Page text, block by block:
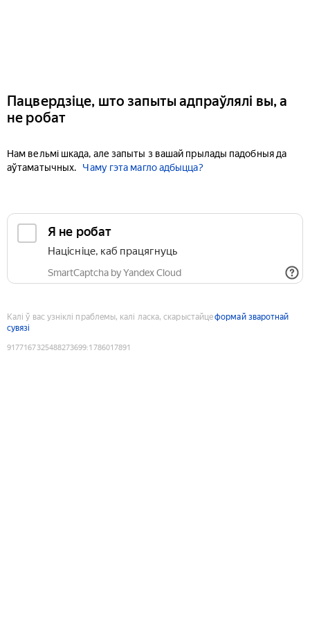
Пацвердзіце, што запыты адпраўлялі вы, а
не робат
Нам вельмі шкада, але запыты з вашай прылады падобныя да
аўтаматычных.
Чаму гэта магло адбыцца?
Я не робат
Націсніце, каб працягнуць
SmartCaptcha by Yandex Cloud
Калі ў вас узніклі праблемы, калі ласка, скарыстайцеформай зваротнай
сувязі
9177167325488273699:1786017891